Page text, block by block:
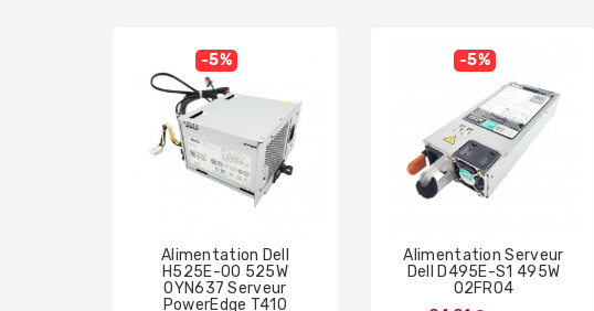
-5%
Alimentation Dell
H525E-00 525W
0YN637 Serveur
PowerEdge T410
-5%
Alimentation Serveur
Dell D495E-S1 495W
02FR04